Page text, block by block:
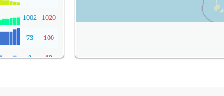
1002 1020
73 100
3 12